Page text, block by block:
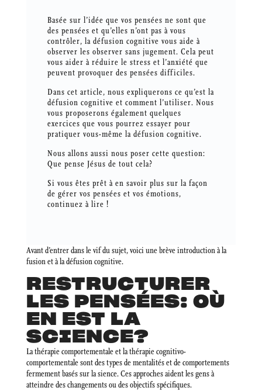
Basée sur l’idée que vos pensées ne sont que
des pensées et qu’elles n’ont pas à vous
contrôler, la défusion cognitive vous aide à
observer les observer sans jugement. Cela peut
vous aider à réduire le stress et l’anxiété que
peuvent provoquer des pensées difficiles.
Dans cet article, nous expliquerons ce qu’est la
défusion cognitive et comment l’utiliser. Nous
vous proposerons également quelques
exercices que vous pourrez essayer pour
pratiquer vous-même la défusion cognitive.
Nous allons aussi nous poser cette question:
Que pense Jésus de tout cela?
Si vous êtes prêt à en savoir plus sur la façon
de gérer vos pensées et vos émotions,
continuez à lire !
Avant d’entrer dans le vif du sujet, voici une brève introduction à la
fusion et à la défusion cognitive.
RESTRUCTURER
LES PENSÉES: OÙ
EN EST LA
SCIENCE?
La thérapie comportementale et la thérapie cognitivo-
comportementale sont des types de mentalités et de comportements
fermement basés sur la sience. Ces approches aident les gens à
atteindre des changements ou des objectifs spécifiques.